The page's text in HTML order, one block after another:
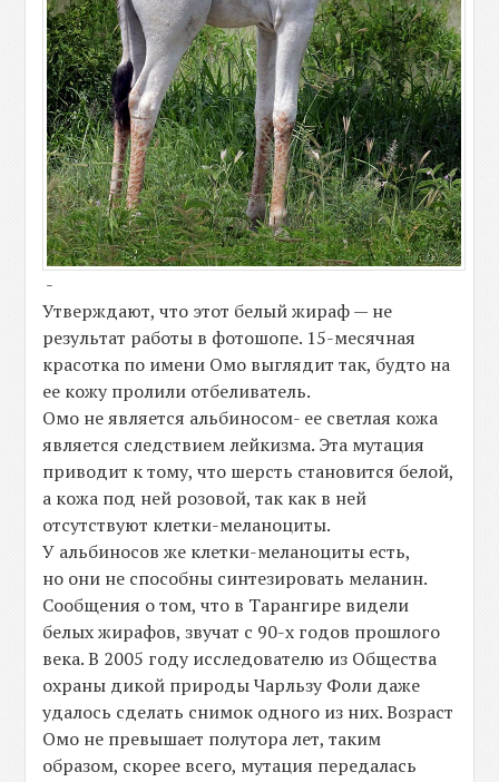
-
Утверждают, что этот белый жираф — не
результат работы в фотошопе. 15-месячная
красотка по имени Омо выглядит так, будто на
ее кожу пролили отбеливатель.
Омо не является альбиносом- ее светлая кожа
является следствием лейкизма. Эта мутация
приводит к тому, что шерсть становится белой,
а кожа под ней розовой, так как в ней
отсутствуют клетки-меланоциты.
У альбиносов же клетки-меланоциты есть,
но они не способны синтезировать меланин.
Сообщения о том, что в Тарангире видели
белых жирафов, звучат с 90-х годов прошлого
века. В 2005 году исследователю из Общества
охраны дикой природы Чарльзу Фоли даже
удалось сделать снимок одного из них. Возраст
Омо не превышает полутора лет, таким
образом, скорее всего, мутация передалась